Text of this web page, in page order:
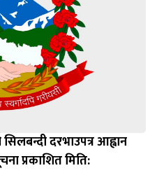
दरभाउपत्र आह्वान
प्रकाशित मिति: